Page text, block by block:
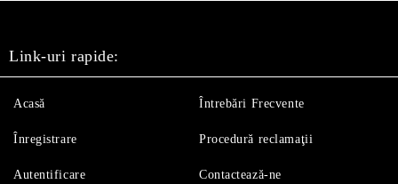
Link-uri rapide:
Acasă
Înregistrare
Autentificare
Întrebări Frecvente
Procedură reclamaţii
Contactează-ne